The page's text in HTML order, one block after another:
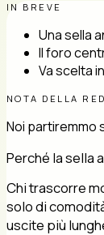
IN BREVE
Una sella
Il foro
Va scelta
NOTA DELLA
Noi partiremmo
Perché la sella
Chi trascorre
solo di
uscite più